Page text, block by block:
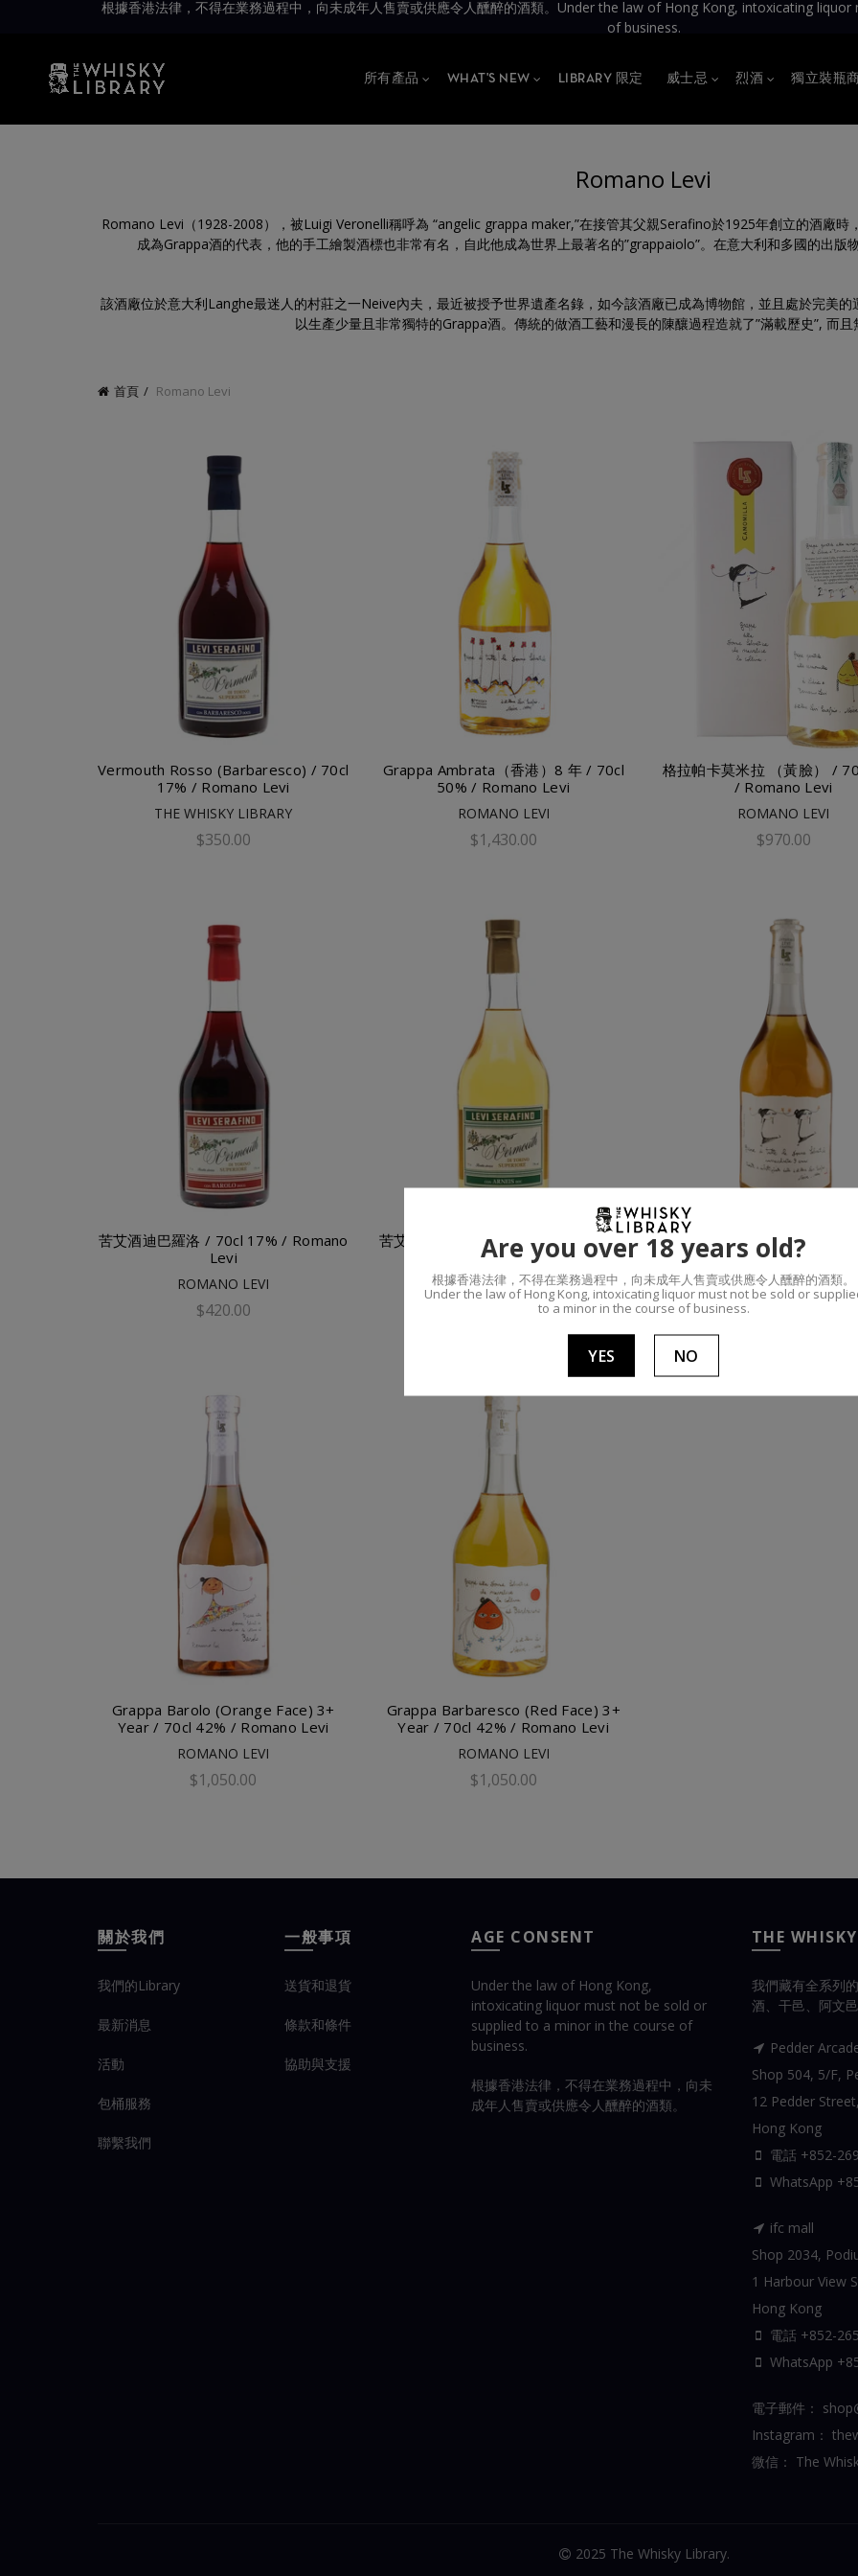
根據香港法律，不得在業務過程中，向未成年人售賣或供應令人醺醉的酒類。Under the law of Hong Kong, intoxicating
of business.
所有產品 WHAT'S NEW LIBRARY 限定 威士忌 烈酒 獨立裝瓶商
Romano Levi
Romano Levi（1928-2008），被Luigi Veronelli稱呼為 “angelic grappa maker,”在接管其父親Serafino於1925年創立的酒廠
成為Grappa酒的代表，他的手工繪製酒標也非常有名，自此他成為世界上最著名的”grappaiolo”。在意大利和多國的出版
該酒廠位於意大利Langhe最迷人的村莊之一Neive內夫，最近被授予世界遺產名錄，如今該酒廠已成為博物館，並且處於完美
以生產少量且非常獨特的Grappa酒。傳統的做酒工藝和漫長的陳釀過程造就了”滿載歷史”, 而且
首頁 Romano Levi
Vermouth Rosso (Barbaresco) / 70cl
17% / Romano Levi
THE WHISKY LIBRARY
$350.00
Grappa Ambrata（香港）8 年 / 70cl
50% / Romano Levi
ROMANO LEVI
$1,430.00
格拉帕卡莫米拉 （黃臉） /
/ Romano Levi
ROMANO LEVI
$970.00
苦艾酒迪巴羅洛 / 70cl 17% / Romano
Levi
ROMANO LEVI
$420.00
苦艾酒比安科（阿奈斯） / 70cl 17% /
Romano Levi
THE WHISKY LIBRARY
Grappa Ambrata (Twins)
70cl 50% / Romano Levi
ROMANO LEVI
Grappa Barolo (Orange Face) 3+
Year / 70cl 42% / Romano Levi
ROMANO LEVI
$1,050.00
Grappa Barbaresco (Red Face) 3+
Year / 70cl 42% / Romano Levi
ROMANO LEVI
$1,050.00
關於我們
我們的Library
最新消息
活動
包桶服務
聯繫我們
一般事項
送貨和退貨
條款和條件
協助與支援
AGE CONSENT
Under the law of Hong Kong,
intoxicating liquor must not be sold or
supplied to a minor in the course of
business.
根據香港法律，不得在業務過程中，向未
成年人售賣或供應令人醺醉的酒類。
THE
我們藏有全系列
酒、干邑、阿文
Pedder
Shop 504, 5/F,
12 Pedder
Hong Kong
電話 +852-
WhatsApp
ifc mall
Shop 2034,
1 Harbour View
Hong Kong
電話 +852-
WhatsApp
電子郵件：
Instagram：
微信： The
2025 The Whisky Library.
Are you over 18 years old?
根據香港法律，不得在業務過程中，向未成年人售賣或供應令人醺醉的酒類。
Under the law of Hong Kong, intoxicating liquor must not be sold or
to a minor in the course of business.
YES NO